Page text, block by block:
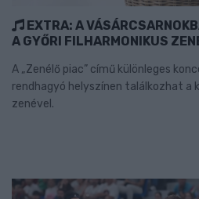
EXTRA: A
A GYŐRI FILHARMONIKUS
A „Zenélő piac” című különleges
rendhagyó helyszínen találkozhat a
zenével.